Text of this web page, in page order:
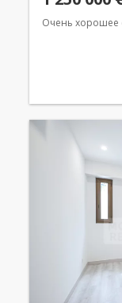
Очень хорошее